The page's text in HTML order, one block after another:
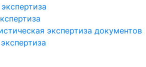
экспертиза документов